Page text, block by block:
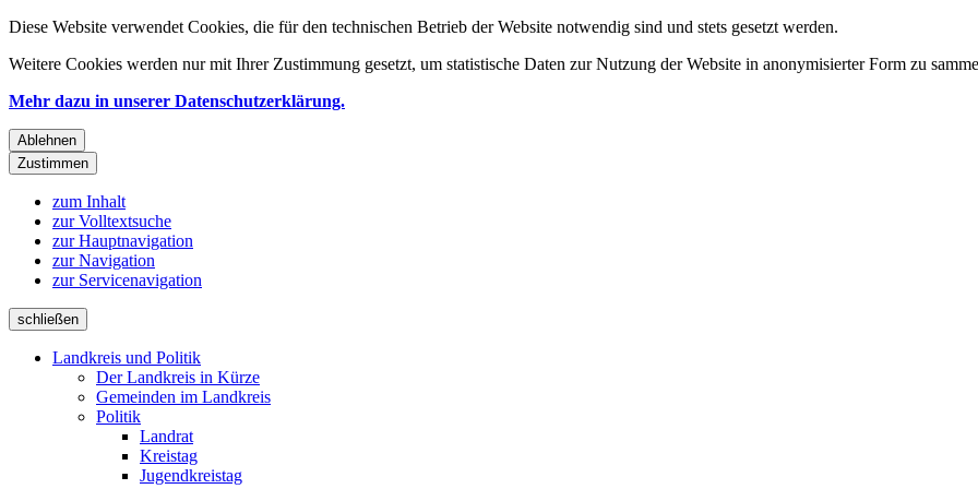
Diese Website verwendet Cookies, die für den technischen Betrieb der Website notwendig sind und stets gesetzt werden.
Weitere Cookies werden nur mit Ihrer Zustimmung gesetzt, um statistische Daten zur Nutzung der Website in anonymisierter Form zu
Mehr dazu in unserer Datenschutzerklärung.
Ablehnen
Zustimmen
zum Inhalt
zur Volltextsuche
zur Hauptnavigation
zur Navigation
zur Servicenavigation
schließen
Landkreis und Politik
Der Landkreis in Kürze
Gemeinden im Landkreis
Politik
Landrat
Kreistag
Jugendkreistag